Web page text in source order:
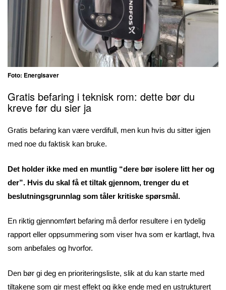
Foto: Energisaver
Gratis befaring i teknisk rom: dette bør du
kreve før du sier ja
Gratis befaring kan være verdifull, men kun hvis du sitter igjen
med noe du faktisk kan bruke.
Det holder ikke med en muntlig “dere bør isolere litt her og
der”. Hvis du skal få et tiltak gjennom, trenger du et
beslutningsgrunnlag som tåler kritiske spørsmål.
En riktig gjennomført befaring må derfor resultere i en tydelig
rapport eller oppsummering som viser hva som er kartlagt, hva
som anbefales og hvorfor.
Den bør gi deg en prioriteringsliste, slik at du kan starte med
tiltakene som gir mest effekt og ikke ende med en ustrukturert